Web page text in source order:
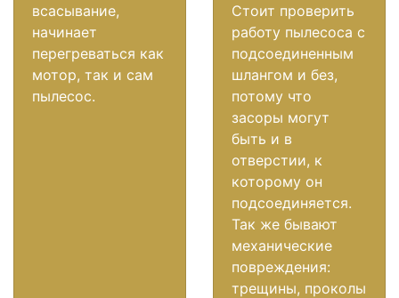
всасывание,
начинает
перегреваться как
мотор, так и сам
пылесос.
Стоит проверить
работу пылесоса с
подсоединенным
шлангом и без,
потому что
засоры могут
быть и в
отверстии, к
которому он
подсоединяется.
Так же бывают
механические
повреждения:
трещины, проколы